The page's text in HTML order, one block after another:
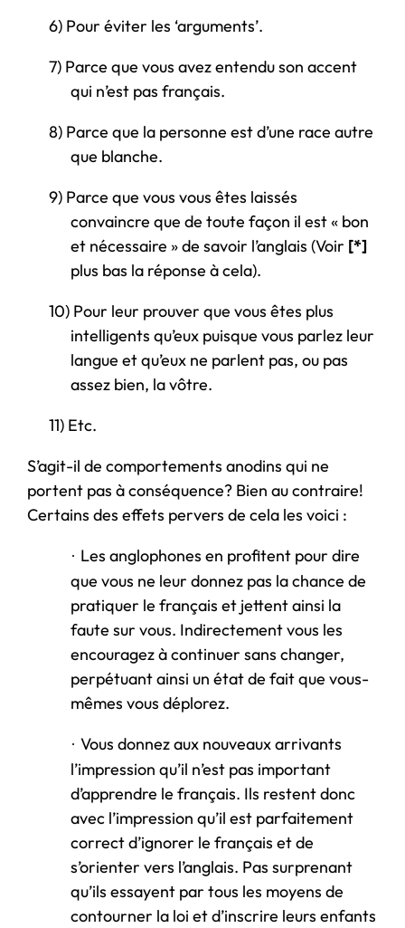
6) Pour éviter les ‘arguments’.
7) Parce que vous avez entendu son accent
qui n’est pas français.
8) Parce que la personne est d’une race autre
que blanche.
9) Parce que vous vous êtes laissés
convaincre que de toute façon il est « bon
et nécessaire » de savoir l’anglais (Voir [*]
plus bas la réponse à cela).
10) Pour leur prouver que vous êtes plus
intelligents qu’eux puisque vous parlez leur
langue et qu’eux ne parlent pas, ou pas
assez bien, la vôtre.
11) Etc.
S’agit-il de comportements anodins qui ne
portent pas à conséquence? Bien au contraire!
Certains des effets pervers de cela les voici :
· Les anglophones en profitent pour dire
que vous ne leur donnez pas la chance de
pratiquer le français et jettent ainsi la
faute sur vous. Indirectement vous les
encouragez à continuer sans changer,
perpétuant ainsi un état de fait que vous-
mêmes vous déplorez.
· Vous donnez aux nouveaux arrivants
l’impression qu’il n’est pas important
d’apprendre le français. Ils restent donc
avec l’impression qu’il est parfaitement
correct d’ignorer le français et de
s’orienter vers l’anglais. Pas surprenant
qu’ils essayent par tous les moyens de
contourner la loi et d’inscrire leurs enfants